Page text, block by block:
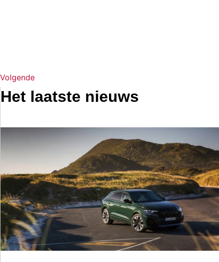
Volgende
Het laatste nieuws